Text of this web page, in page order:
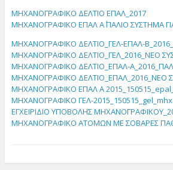
ΜΗΧΑΝΟΓΡΑΦΙΚΟ ΔΕΛΤΙΟ ΕΠΑΛ_2017
ΜΗΧΑΝΟΓΡΑΦΙΚΟ ΕΠΑΛ Α΄ ΠΑΛΙΟ ΣΥΣΤΗΜΑ
ΜΗΧΑΝΟΓΡΑΦΙΚΟ ΔΕΛΤΙΟ_ΓΕΛ-ΕΠΑΛ-
ΜΗΧΑΝΟΓΡΑΦΙΚΟ ΔΕΛΤΙΟ_ΓΕΛ_2016_ΝΕΟ
ΜΗΧΑΝΟΓΡΑΦΙΚΟ ΔΕΛΤΙΟ_ΕΠΑΛ-
ΜΗΧΑΝΟΓΡΑΦΙΚΟ ΔΕΛΤΙΟ_ΕΠΑΛ_2016_ΝΕΟ
ΜΗΧΑΝΟΓΡΑΦΙΚΟ ΕΠΑΛ Α
ΜΗΧΑΝΟΓΡΑΦΙΚΟ ΓΕΛ-
ΕΓΧΕΙΡΙΔΙΟ ΥΠΟΒΟΛΗΣ
ΜΗΧΑΝΟΓΡΑΦΙΚΟ ΑΤΟΜΩΝ ΜΕ ΣΟΒΑΡΕΣ